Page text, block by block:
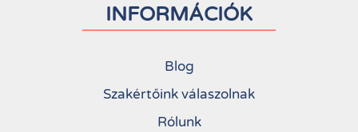
INFORMÁCIÓK
Blog
Szakértőink válaszolnak
Rólunk